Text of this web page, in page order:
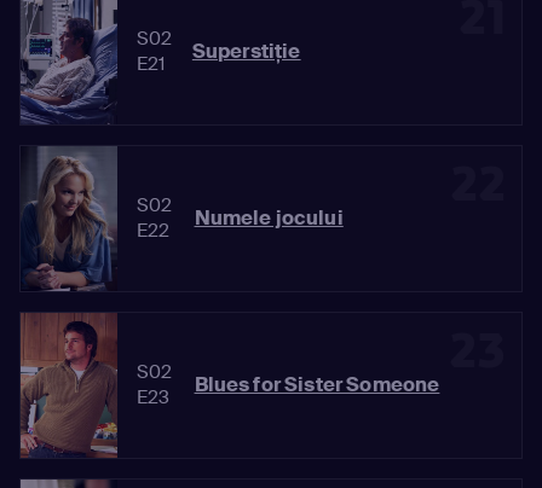
S02
E21
Superstiţie
S02
E22
Numele jocului
S02
E23
Blues for Sister Someone